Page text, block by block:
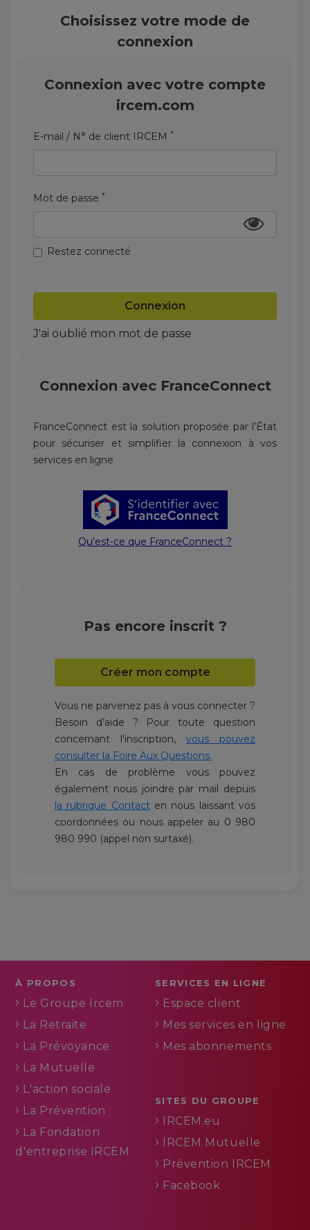
Choisissez votre mode de
connexion
Connexion avec votre compte
ircem.com
E-mail / N° de client IRCEM *
Mot de passe *
Restez connecté
Connexion
J'ai oublié mon mot de passe
Connexion avec FranceConnect
FranceConnect est la solution proposée par l’État
pour sécuriser et simplifier la connexion à vos
services en ligne
Qu'est-ce que FranceConnect ?
Pas encore inscrit ?
Créer mon compte
Vous ne parvenez pas à vous connecter ?
Besoin d’aide ? Pour toute question
concernant l'inscription,
vous pouvez
consulter la Foire Aux Questions.
En cas de problème vous pouvez
également nous joindre par mail depuis
la rubrique Contact en nous laissant vos
coordonnées ou nous appeler au 0 980
980 990 (appel non surtaxé).
À PROPOS
Le Groupe Ircem
La Retraite
La Prévoyance
La Mutuelle
L'action sociale
La Prévention
La Fondation
d'entreprise IRCEM
SERVICES EN LIGNE
Espace client
Mes services en ligne
Mes abonnements
SITES DU GROUPE
IRCEM.eu
IRCEM Mutuelle
Prévention IRCEM
Facebook